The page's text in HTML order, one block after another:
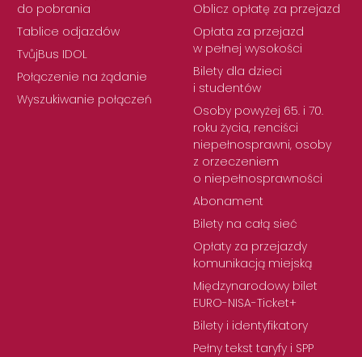
do pobrania
Tablice odjazdów
TvůjBus IDOL
Połączenie na żądanie
Wyszukiwanie połączeń
Oblicz opłatę za przejazd
Opłata za przejazd
w pełnej wysokości
Bilety dla dzieci
i studentów
Osoby powyżej 65. i 70.
roku życia, renciści
niepełnosprawni, osoby
z orzeczeniem
o niepełnosprawności
Abonament
Bilety na całą sieć
Opłaty za przejazdy
komunikacją miejską
Międzynarodowy bilet
EURO-NISA-Ticket+
Bilety i identyfikatory
Pełny tekst taryfy i SPP